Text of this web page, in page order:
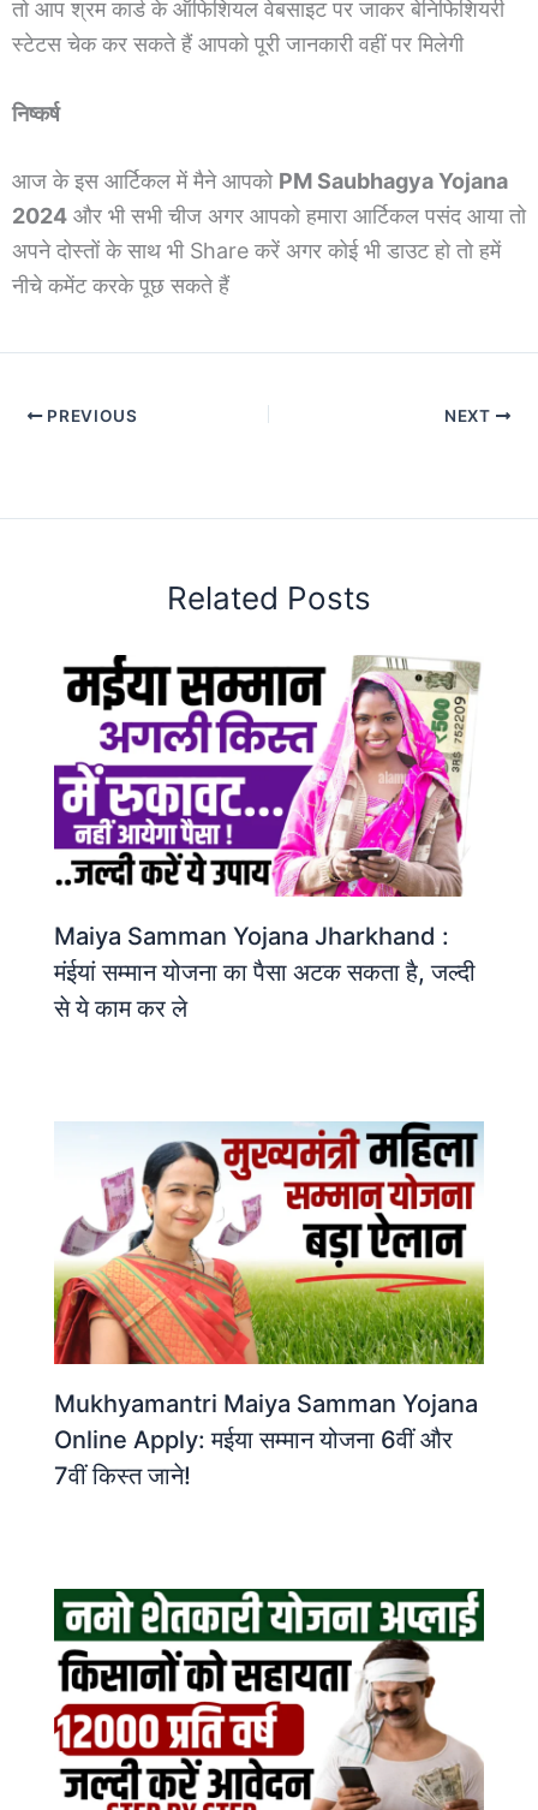
तो आप श्रम कार्ड के ऑफिशियल वेबसाइट पर जाकर बेनिफिशियरी
स्टेटस चेक कर सकते हैं आपको पूरी जानकारी वहीं पर मिलेगी
निष्कर्ष
आज के इस आर्टिकल में मैने आपको PM Saubhagya Yojana
2024 और भी सभी चीज अगर आपको हमारा आर्टिकल पसंद आया तो
अपने दोस्तों के साथ भी Share करें अगर कोई भी डाउट हो तो हमें
नीचे कमेंट करके पूछ सकते हैं
PREVIOUS NEXT
Related Posts
Maiya Samman Yojana Jharkhand :
मंईयां सम्मान योजना का पैसा अटक सकता है, जल्दी
से ये काम कर ले
Mukhyamantri Maiya Samman Yojana
Online Apply: मईया सम्मान योजना 6वीं और
7वीं किस्त जाने!